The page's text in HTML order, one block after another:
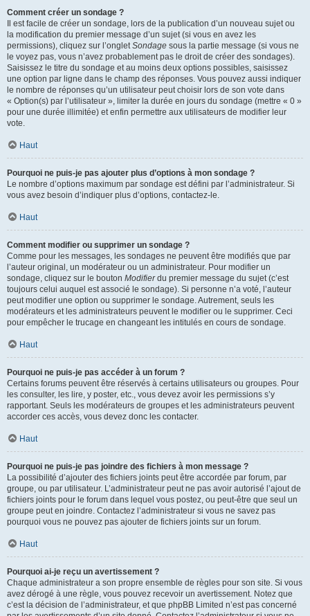
Comment créer un sondage ?
Il est facile de créer un sondage, lors de la publication d’un nouveau sujet ou
la modification du premier message d’un sujet (si vous en avez les
permissions), cliquez sur l’ongletSondage sous la partie message (si vous ne
le voyez pas, vous n’avez probablement pas le droit de créer des sondages).
Saisissez le titre du sondage et au moins deux options possibles, saisissez
une option par ligne dans le champ des réponses. Vous pouvez aussi indiquer
le nombre de réponses qu’un utilisateur peut choisir lors de son vote dans
« Option(s) par l’utilisateur », limiter la durée en jours du sondage (mettre « 0 »
pour une durée illimitée) et enfin permettre aux utilisateurs de modifier leur
vote.
Haut
Pourquoi ne puis-je pas ajouter plus d’options à mon sondage ?
Le nombre d’options maximum par sondage est défini par l’administrateur. Si
vous avez besoin d’indiquer plus d’options, contactez-le.
Haut
Comment modifier ou supprimer un sondage ?
Comme pour les messages, les sondages ne peuvent être modifiés que par
l’auteur original, un modérateur ou un administrateur. Pour modifier un
sondage, cliquez sur le bouton Modifierdu premier message du sujet (c’est
toujours celui auquel est associé le sondage). Si personne n’a voté, l’auteur
peut modifier une option ou supprimer le sondage. Autrement, seuls les
modérateurs et les administrateurs peuvent le modifier ou le supprimer. Ceci
pour empêcher le trucage en changeant les intitulés en cours de sondage.
Haut
Pourquoi ne puis-je pas accéder à un forum ?
Certains forums peuvent être réservés à certains utilisateurs ou groupes. Pour
les consulter, les lire, y poster, etc., vous devez avoir les permissions s’y
rapportant. Seuls les modérateurs de groupes et les administrateurs peuvent
accorder ces accès, vous devez donc les contacter.
Haut
Pourquoi ne puis-je pas joindre des fichiers à mon message ?
La possibilité d’ajouter des fichiers joints peut être accordée par forum, par
groupe, ou par utilisateur. L’administrateur peut ne pas avoir autorisé l’ajout de
fichiers joints pour le forum dans lequel vous postez, ou peut-être que seul un
groupe peut en joindre. Contactez l’administrateur si vous ne savez pas
pourquoi vous ne pouvez pas ajouter de fichiers joints sur un forum.
Haut
Pourquoi ai-je reçu un avertissement ?
Chaque administrateur a son propre ensemble de règles pour son site. Si vous
avez dérogé à une règle, vous pouvez recevoir un avertissement. Notez que
c’est la décision de l’administrateur, et que phpBB Limited n’est pas concerné